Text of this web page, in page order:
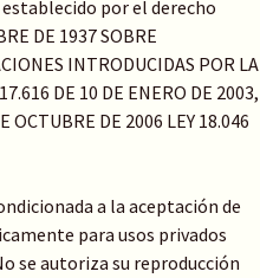
por el derecho
DE 1937 SOBRE
INTRODUCIDAS POR LA
DE 10 DE ENERO DE 2003,
OCTUBRE DE 2006 LEY 18.046
a la aceptación de
para usos privados
se autoriza su reproducción